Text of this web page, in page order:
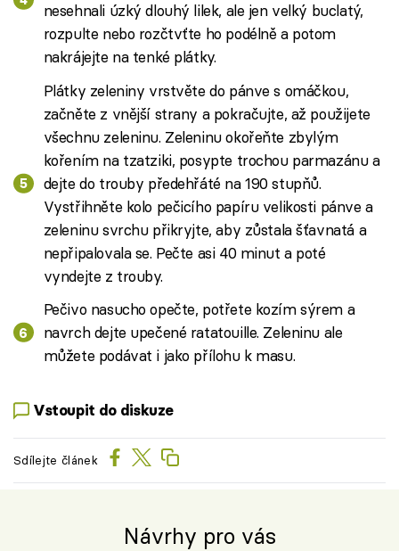
nesehnali úzký dlouhý lilek, ale jen velký buclatý,
rozpulte nebo rozčtvťte ho podélně a potom
nakrájejte na tenké plátky.
Plátky zeleniny vrstvěte do pánve s omáčkou,
začněte z vnější strany a pokračujte, až použijete
všechnu zeleninu. Zeleninu okořeňte zbylým
kořením na tzatziki, posypte trochou parmazánu a
dejte do trouby předehřáté na 190 stupňů.
Vystřihněte kolo pečicího papíru velikosti pánve a
zeleninu svrchu přikryjte, aby zůstala šťavnatá a
nepřipalovala se. Pečte asi 40 minut a poté
vyndejte z trouby.
Pečivo nasucho opečte, potřete kozím sýrem a
navrch dejte upečené ratatouille. Zeleninu ale
můžete podávat i jako přílohu k masu.
Vstoupit do diskuze
Sdílejte článek
Návrhy pro vás